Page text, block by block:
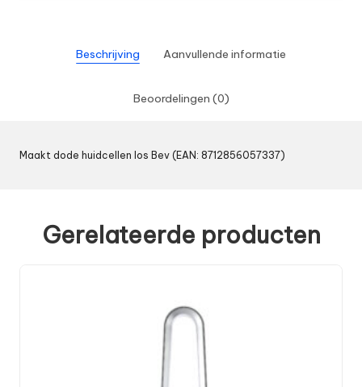
Beschrijving Aanvullende informatie
Beoordelingen (0)
Maakt dode huidcellen los Bev (EAN: 8712856057337)
Gerelateerde producten